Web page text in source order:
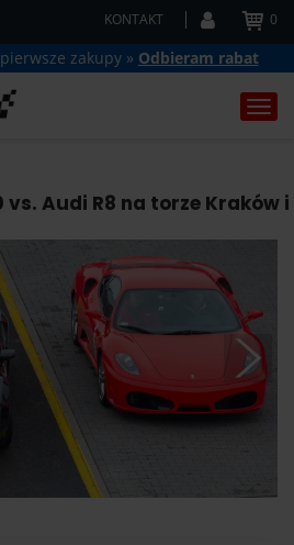
KONTAKT 0
zakupy » Odbieram rabat
Audi R8 na torze Kraków